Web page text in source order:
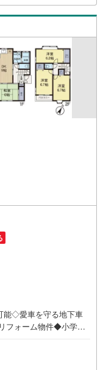
ーーーーーーーーーー
能◇愛車を守る地下車
フォーム物件◆小学
ことができました♪ご
も対応可能です！☆JR